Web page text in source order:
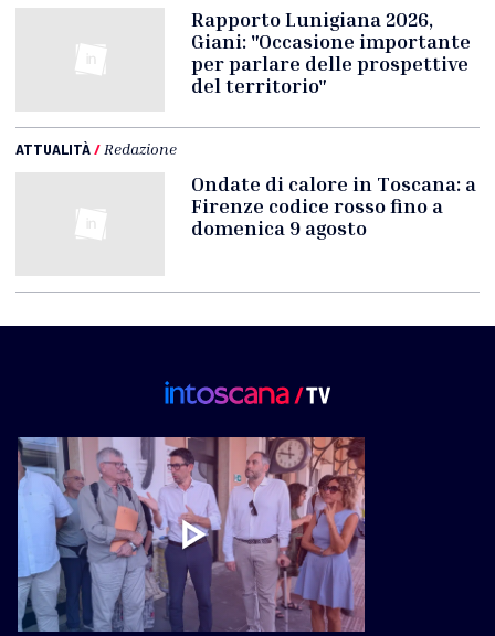
Rapporto Lunigiana 2026,
Giani: "Occasione importante
per parlare delle prospettive
del territorio"
ATTUALITÀ/ Redazione
Ondate di calore in Toscana: a
Firenze codice rosso fino a
domenica 9 agosto